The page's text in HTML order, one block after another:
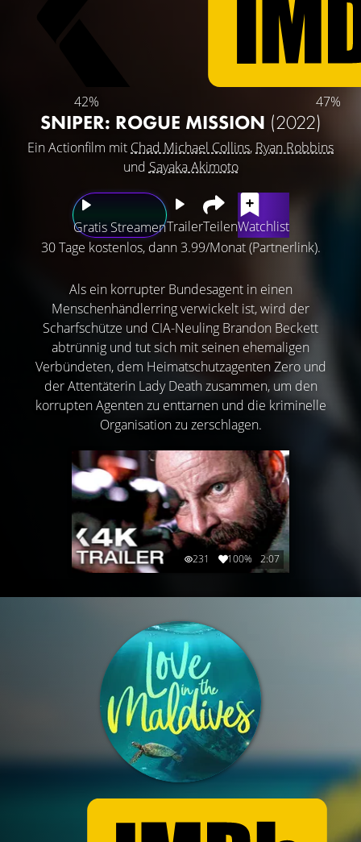
42% 47%
SNIPER: ROGUE MISSION (2022)
Ein Actionfilm mit Chad Michael Collins, Ryan Robbins
und Sayaka Akimoto
Gratis StreamenTrailerTeilenWatchlist
30 Tage kostenlos, dann 3.99/Monat (Partnerlink).
Als ein korrupter Bundesagent in einen
Menschenhändlerring verwickelt ist, wird der
Scharfschütze und CIA-Neuling Brandon Beckett
abtrünnig und tut sich mit seinen ehemaligen
Verbündeten, dem Heimatschutzagenten Zero und
der Attentäterin Lady Death zusammen, um den
korrupten Agenten zu enttarnen und die kriminelle
Organisation zu zerschlagen.
231 100% 2:07